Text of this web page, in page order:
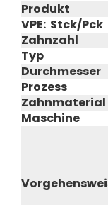
Produkt
VPE: Stck/Pck
Zahnzahl
Typ
Durchmesser
Prozess
Zahnmaterial
Maschine